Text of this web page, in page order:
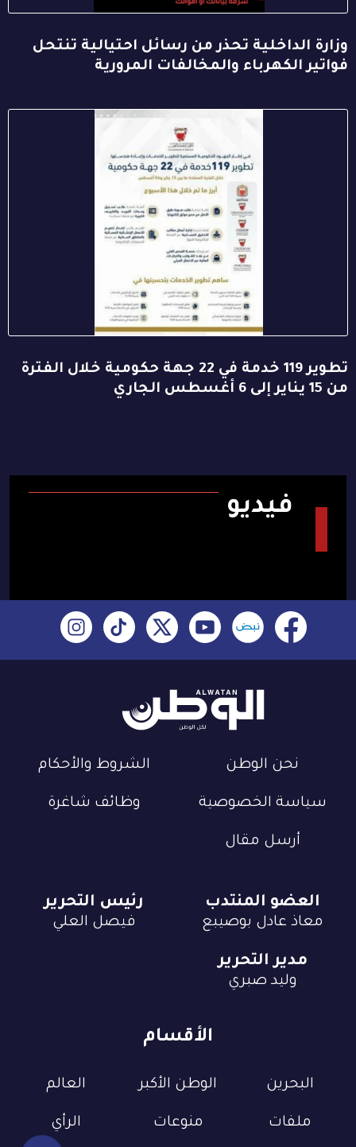
وزارة الداخلية تحذر من رسائل احتيالية تنتحل
فواتير الكهرباء والمخالفات المرورية
تطوير 119 خدمة في 22 جهة حكومية خلال الفترة
من 15 يناير إلى 6 أغسطس الجاري
فيديو
نحن الوطن الشروط والأحكام
سياسة الخصوصية وظائف شاغرة
أرسل مقال
الأقسام
البحرين الوطن الأكبر العالم
ملفات منوعات الرأي
العضو المنتدب
معاذ عادل بوصيبع
رئيس التحرير
فيصل العلي
مدير التحرير
وليد صبري